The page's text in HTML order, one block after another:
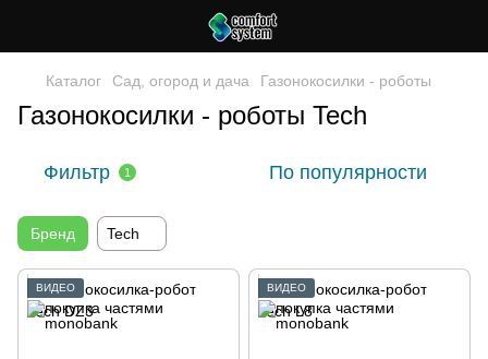
Каталог Сад, огород и дача Газонокосилки - роботы
Газонокосилки - роботы Tech
Фильтр 1 По популярности
Бренд Tech
ВИДЕО ВИДЕО